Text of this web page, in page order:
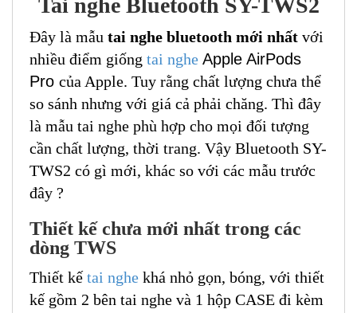
Đây là mẫu tai nghe bluetooth mới nhất với
nhiều điểm giống tai nghe Apple AirPods
Pro của Apple. Tuy rằng chất lượng chưa thể
so sánh nhưng với giá cả phải chăng. Thì đây
là mẫu tai nghe phù hợp cho mọi đối tượng
cần chất lượng, thời trang. Vậy Bluetooth SY-
TWS2 có gì mới, khác so với các mẫu trước
đây ?
Thiết kế chưa mới nhất trong các
dòng TWS
Thiết kếtai nghe khá nhỏ gọn, bóng, với thiết
kế gồm 2 bên tai nghe và 1 hộp CASE đi kèm